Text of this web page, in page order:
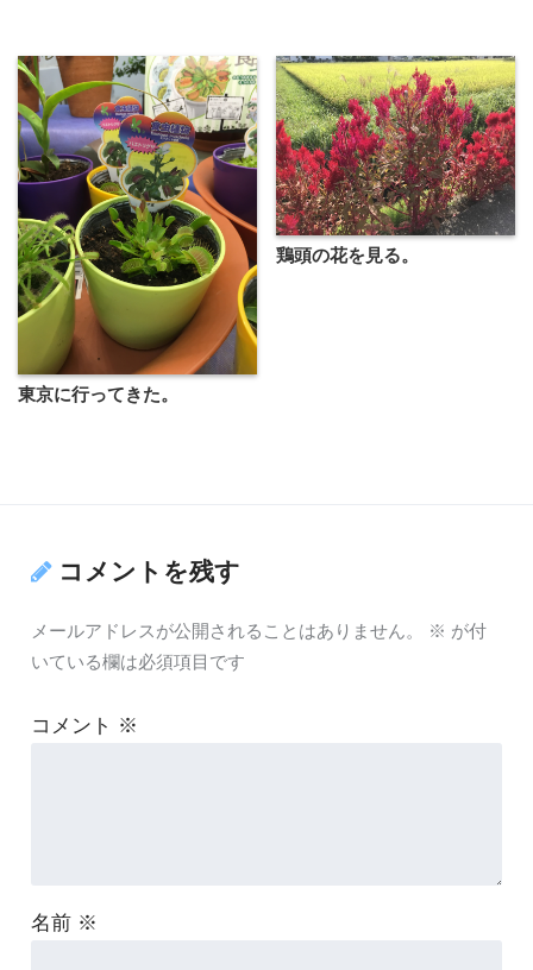
東京に行ってきた。
鶏頭の花を見る。
コメントを残す
メールアドレスが公開されることはありません。 ※ が付
いている欄は必須項目です
コメント ※
名前 ※